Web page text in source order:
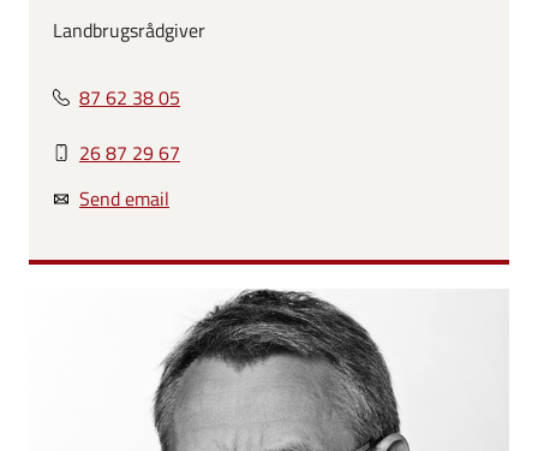
Landbrugsrådgiver
87 62 38 05
26 87 29 67
Send email